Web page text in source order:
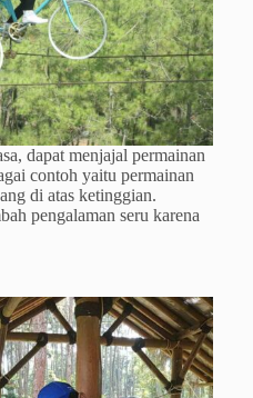
dapat menjajal permainan
contoh yaitu permainan
di atas ketinggian.
pengalaman seru karena